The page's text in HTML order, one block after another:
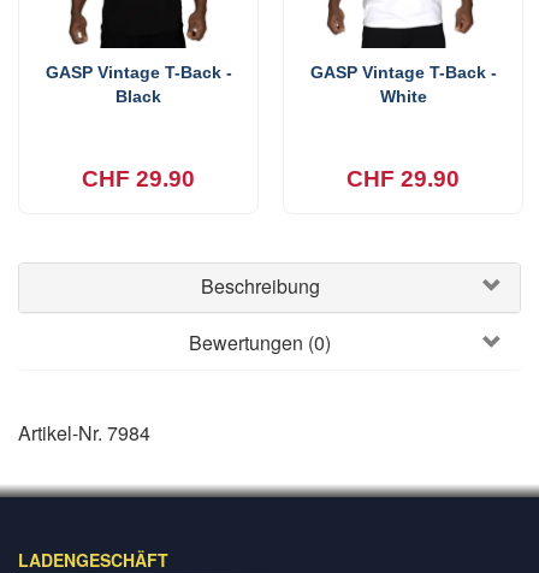
GASP Vintage T-Back -
Black
CHF 29.90
GASP Vintage T-Back -
White
CHF 29.90
Beschreibung
Bewertungen (0)
Artikel-Nr. 7984
LADENGESCHÄFT